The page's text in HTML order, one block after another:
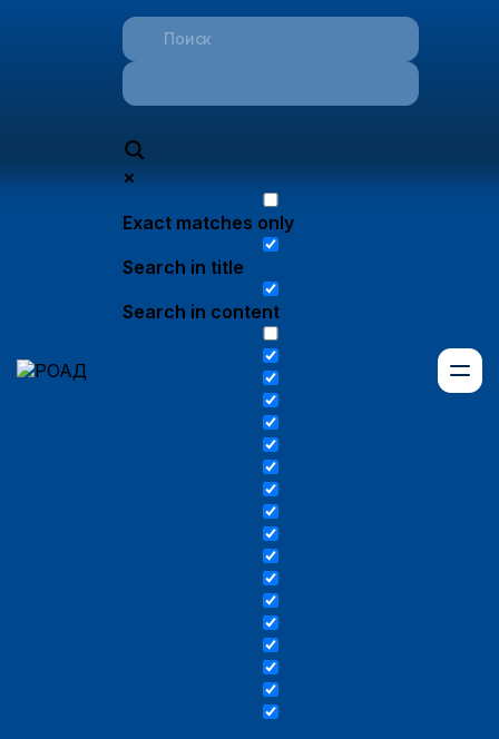
Exact matches only
Search in title
Search in content